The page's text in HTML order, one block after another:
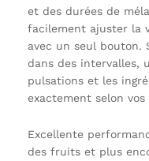
et des durées de
facilement ajuster la
avec un seul bouton.
dans des intervalles,
pulsations et les
exactement selon vos
Excellente
des fruits et plus